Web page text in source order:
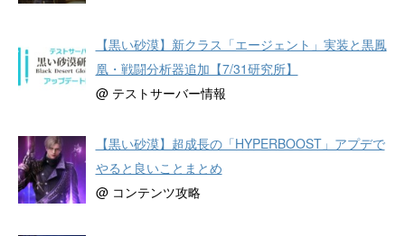
【黒い砂漠】新クラス「エージェント」実装と黒鳳
凰・戦闘分析器追加【7/31研究所】
@ テストサーバー情報
【黒い砂漠】超成長の「HYPERBOOST」アプデで
やると良いことまとめ
@ コンテンツ攻略